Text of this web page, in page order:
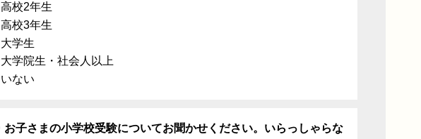
高校2年生
高校3年生
大学生
大学院生・社会人以上
いない
お子さまの小学校受験についてお聞かせください。いらっしゃらな